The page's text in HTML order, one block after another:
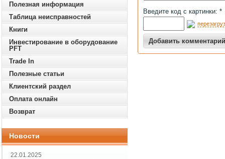
Введите код с картинки: *
Полезная информация
Таблица неисправностей
Книги
Инвестирование в оборудование
PFT
Trade In
Полезные статьи
Клиентский раздел
Оплата онлайн
Возврат
Новости
22.01.2025